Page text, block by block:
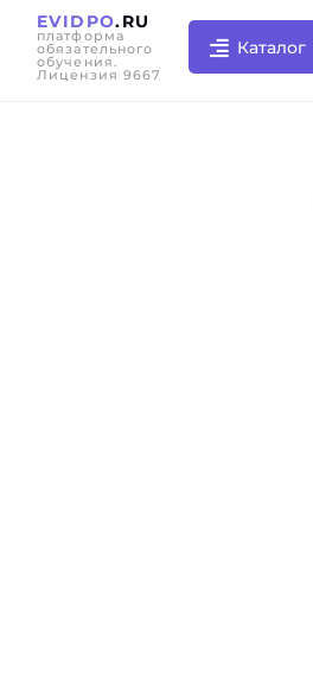
EVIDPO.RU
платформа
обязательного
обучения.
Лицензия 9667
Каталог